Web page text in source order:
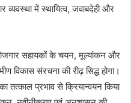
व्यवस्था में स्थायित्व, जवाबदेही और
सहायकों के चयन, मूल्यांकन और
विकास संरचना की रीढ़ सिद्ध होगा।
तत्काल प्रभाव से क्रियान्वयन किया